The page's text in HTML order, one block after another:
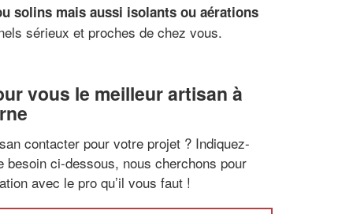
solins mais aussi isolants ou aérations
sérieux et proches de chez vous.
vous le meilleur artisan à
contacter pour votre projet ? Indiquez-
besoin ci-dessous, nous cherchons pour
avec le pro qu’il vous faut !